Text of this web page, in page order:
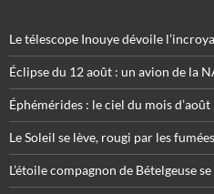
Le télescope Inouye dévoile
Éclipse du 12 août : un avion de la
Éphémérides : le ciel du mois
Le Soleil se lève, rougi par les
L’étoile compagnon de Bételgeuse